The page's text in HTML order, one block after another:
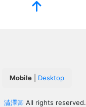
Mobile Desktop
澁澤卿 All rights reserved.